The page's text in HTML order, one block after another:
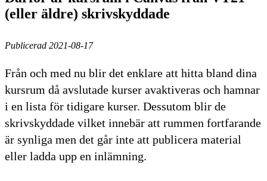
(eller äldre) skrivskyddade
Publicerad 2021-08-17
Från och med nu blir det enklare att hitta bland dina
kursrum då avslutade kurser avaktiveras och hamnar
i en lista för tidigare kurser. Dessutom blir de
skrivskyddade vilket innebär att rummen fortfarande
är synliga men det går inte att publicera material
eller ladda upp en inlämning.